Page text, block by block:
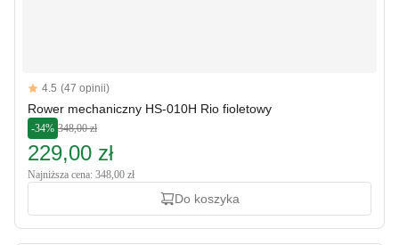
Reviews
4.5 out of 5 stars
4.5 (47 opinii)
Rower mechaniczny HS-010H Rio fioletowy
-34% 348,00 zł
229,00 zł
Najniższa cena: 348,00 zł
Do koszyka